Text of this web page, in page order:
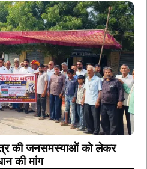
की जनसमस्याओं को लेकर
की मांग